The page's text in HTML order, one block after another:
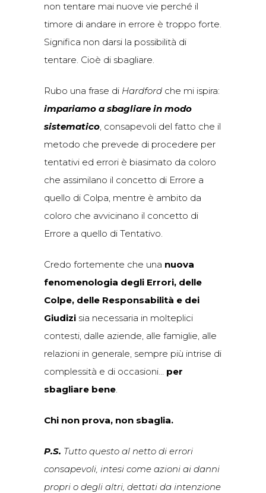
non tentare mai nuove vie perché il
timore di andare in errore è troppo forte.
Significa non darsi la possibilità di
tentare. Cioè di sbagliare.
Rubo una frase di Hardford che mi ispira:
impariamo a sbagliare in modo
sistematico, consapevoli del fatto che il
metodo che prevede di procedere per
tentativi ed errori è biasimato da coloro
che assimilano il concetto di Errore a
quello di Colpa, mentre è ambito da
coloro che avvicinano il concetto di
Errore a quello di Tentativo.
Credo fortemente che una nuova
fenomenologia degli Errori, delle
Colpe, delle Responsabilità e dei
Giudizi sia necessaria in molteplici
contesti, dalle aziende, alle famiglie, alle
relazioni in generale, sempre più intrise di
complessità e di occasioni… per
sbagliare bene.
Chi non prova, non sbaglia.
P.S. Tutto questo al netto di errori
consapevoli, intesi come azioni ai danni
propri o degli altri, dettati da intenzione